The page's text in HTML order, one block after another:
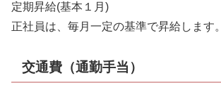
定期昇給(基本１月)
正社員は、毎月一定の基準で昇給します。
交通費（通勤手当）